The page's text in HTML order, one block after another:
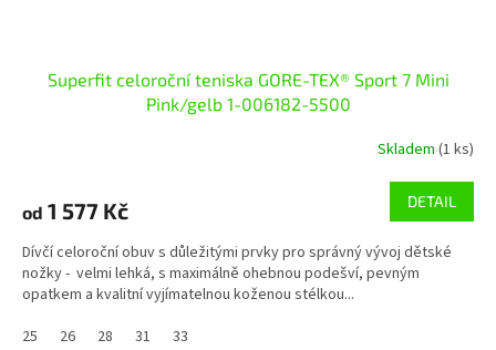
Superfit celoroční teniska GORE-TEX® Sport 7 Mini
Pink/gelb 1-006182-5500
Skladem (1 ks)
od 1 577 Kč DETAIL
Dívčí celoroční obuv s důležitými prvky pro správný vývoj dětské
nožky - velmi lehká, s maximálně ohebnou podešví, pevným
opatkem a kvalitní vyjímatelnou koženou stélkou...
25
26 28 31 33